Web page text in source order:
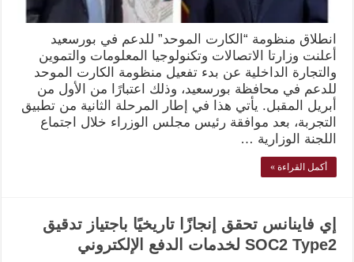
انطلاق منظومة “الكارت الموحد” للدعم في بورسعيد
أعلنت وزارتا الاتصالات وتكنولوجيا المعلومات والتموين
والتجارة الداخلية عن بدء تفعيل منظومة الكارت الموحد
للدعم في محافظة بورسعيد، وذلك اعتبارًا من الأول من
أبريل المقبل. يأتي هذا في إطار المرحلة الثانية من تطبيق
التجربة، بعد موافقة رئيس مجلس الوزراء خلال اجتماع
اللجنة الوزارية …
أكمل القراءة »
إي فاينانس تحقق إنجازًا تاريخيًا باجتياز تدقيق
SOC2 Type2 لخدمات الدفع الإلكتروني